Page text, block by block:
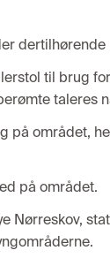
til brug
taleres
på området,
på området.
Nørreskov,